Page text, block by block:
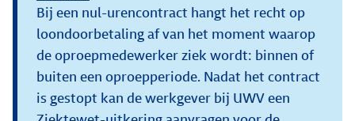
Bij een nul-urencontract hangt het recht op
loondoorbetaling af van het moment waarop
de oproepmedewerker ziek wordt: binnen of
buiten een oproepperiode. Nadat het contract
is gestopt kan de werkgever bij UWV een